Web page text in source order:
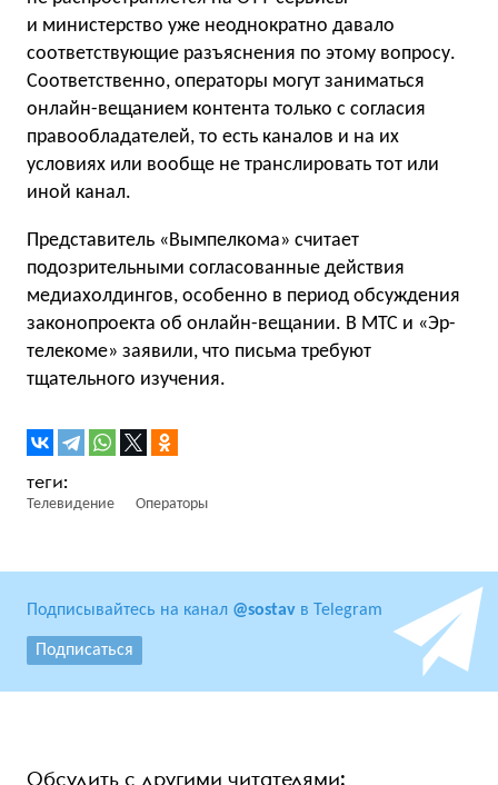
и министерство уже неоднократно давало
соответствующие разъяснения по этому вопросу.
Соответственно, операторы могут заниматься
онлайн-вещанием контента только с согласия
правообладателей, то есть каналов и на их
условиях или вообще не транслировать тот или
иной канал.
Представитель «Вымпелкома» считает
подозрительными согласованные действия
медиахолдингов, особенно в период обсуждения
законопроекта об онлайн-вещании. В МТС и «Эр-
телекоме» заявили, что письма требуют
тщательного изучения.
Телевидение Операторы
Подписывайтесь на канал @sostav в Telegram
Подписаться
Обсудить с другими читателями: